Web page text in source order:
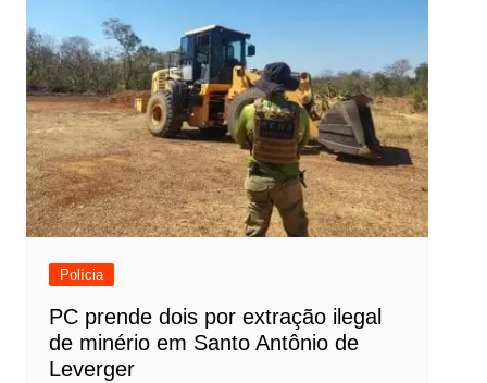
Polícia
PC prende dois por extração ilegal
de minério em Santo Antônio de
Leverger